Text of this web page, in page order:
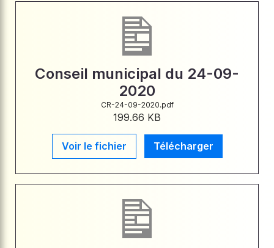
Conseil municipal du 24-09-
2020
CR-24-09-2020.pdf
199.66 KB
Voir le fichier Télécharger